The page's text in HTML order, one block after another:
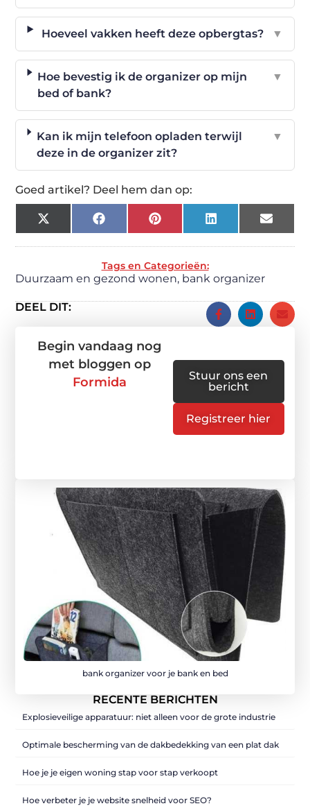
Hoeveel vakken heeft deze opbergtas? ▼
Hoe bevestig ik de organizer op mijn
bed of bank?
▼
Kan ik mijn telefoon opladen terwijl
deze in de organizer zit?
▼
Goed artikel? Deel hem dan op:
X
(Twitter)
FacebookPinterestLinkedIn Email
Tags en Categorieën:
Duurzaam en gezond wonen, bank organizer
DEEL DIT:
bank organizer voor je bank en bed
RECENTE BERICHTEN
Explosieveilige apparatuur: niet alleen voor de grote industrie
Optimale bescherming van de dakbedekking van een plat dak
Hoe je je eigen woning stap voor stap verkoopt
Hoe verbeter je je website snelheid voor SEO?
Begin vandaag nog
met bloggen op
Formida
Stuur ons een
bericht
Registreer hier